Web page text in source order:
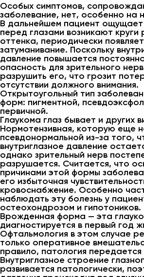
Особых симптомов,
заболевание, нет, особенно на
В дальнейшем пациент
перед глазами возникают круги
оттенка, периодически
затуманивание. Поскольку
давление повышается
опасность для зрительного
разрушить его, что грозит
отсутствии должного внимания.
Открытоугольный тип
форм: пигментной,
первичной.
Глаукома глаз бывает и других
Нормотензивная, которую еще
псевдонормальной из-за того,
внутриглазное давление
однако зрительный нерв
разрушается. Считается, что
причинами этой формы
его избыточная
кровоснабжение. Особенно
наблюдать эту болезнь у
остеохондрозом и гипотоников.
Врожденная форма — эта
диагностируется в первый год
Офтальмология в этом случае
только оперативное
правило, патология
Внутриглазное строение
развивается патологически,